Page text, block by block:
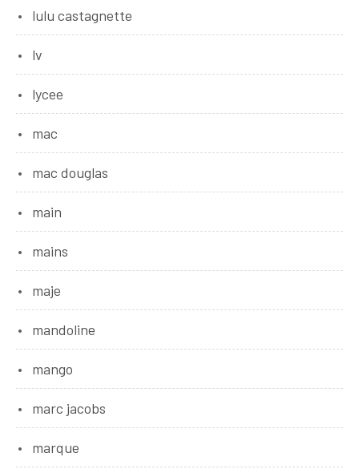
lulu castagnette
lv
lycee
mac
mac douglas
main
mains
maje
mandoline
mango
marc jacobs
marque